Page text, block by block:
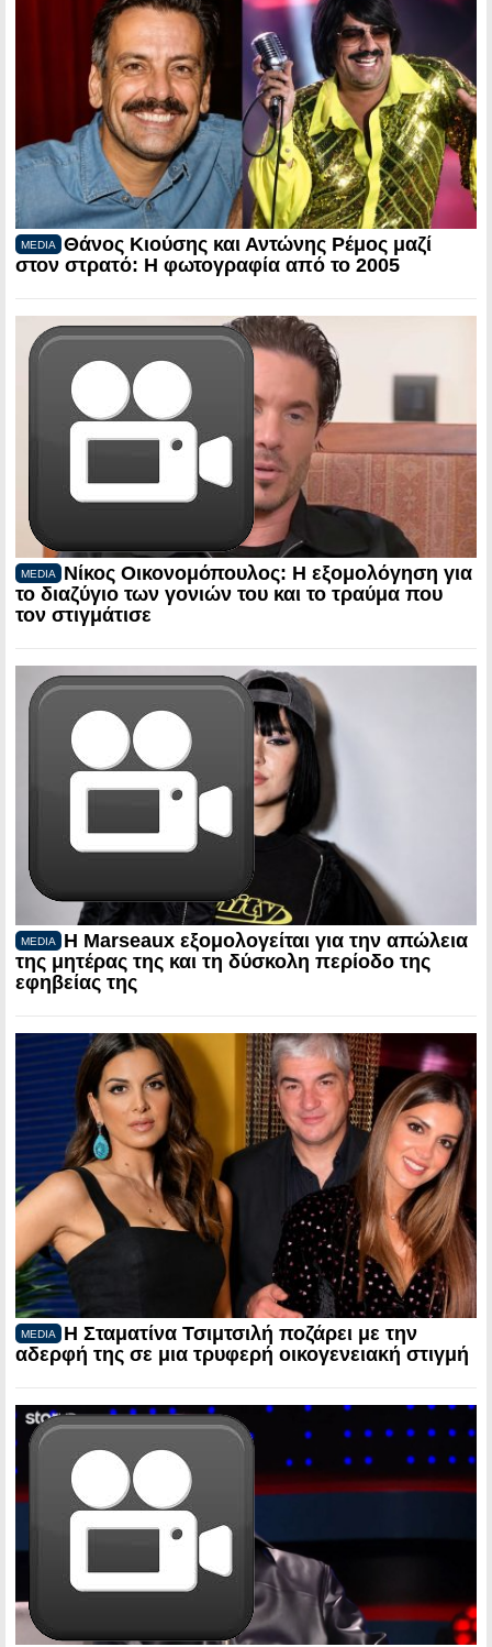
MEDIA
Θάνος Κιούσης και Αντώνης Ρέμος μαζί
στον στρατό: Η φωτογραφία από το 2005
MEDIA
Νίκος Οικονομόπουλος: Η εξομολόγηση για
το διαζύγιο των γονιών του και το τραύμα που
τον στιγμάτισε
MEDIA
Η Marseaux εξομολογείται για την απώλεια
της μητέρας της και τη δύσκολη περίοδο της
εφηβείας της
MEDIA
Η Σταματίνα Τσιμτσιλή ποζάρει με την
αδερφή της σε μια τρυφερή οικογενειακή στιγμή